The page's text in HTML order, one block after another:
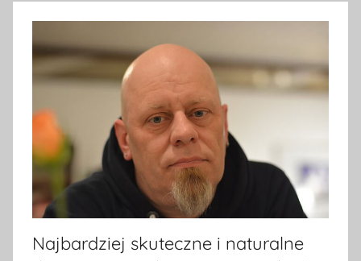
Najbardziej skuteczne i naturalne